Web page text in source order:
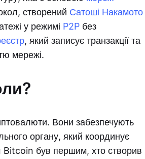
створений Сатоші Накамото
у режимі P2P без
, який записує транзакції та
мережі.
Вони забезпечують
органу, який координує
Bitcoin був першим, хто створив